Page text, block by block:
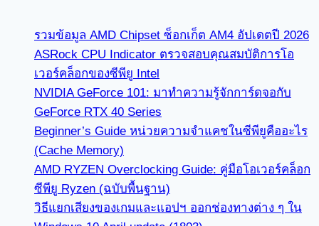
รวมข้อมูล AMD Chipset ซ็อกเก็ต AM4 อัปเดตปี 2026
ASRock CPU Indicator ตรวจสอบคุณสมบัติการโอ
เวอร์คล็อกของซีพียู Intel
NVIDIA GeForce 101: มาทำความรู้จักการ์ดจอกับ
GeForce RTX 40 Series
Beginner’s Guide หน่วยความจำแคชในซีพียูคืออะไร
(Cache Memory)
AMD RYZEN Overclocking Guide: คู่มือโอเวอร์คล็อก
ซีพียู Ryzen (ฉบับพื้นฐาน)
วิธีแยกเสียงของเกมและแอปฯ ออกช่องทางต่าง ๆ ใน